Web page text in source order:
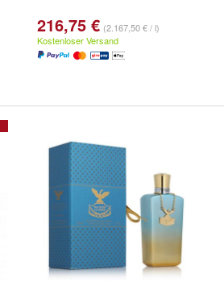
216,75 € (2.167,50 € / l)
Kostenloser Versand